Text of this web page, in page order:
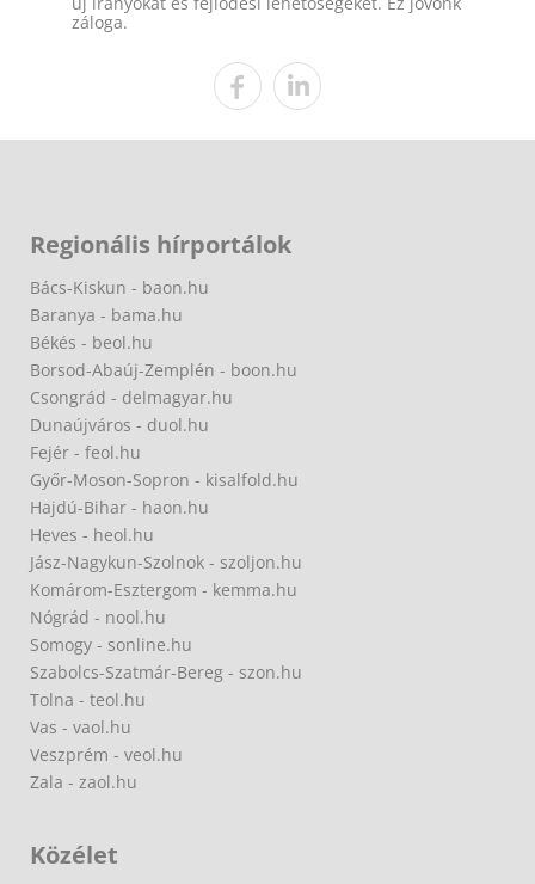
záloga.
Regionális hírportálok
Bács-Kiskun - baon.hu
Baranya - bama.hu
Békés - beol.hu
Borsod-Abaúj-Zemplén - boon.hu
Csongrád - delmagyar.hu
Dunaújváros - duol.hu
Fejér - feol.hu
Győr-Moson-Sopron - kisalfold.hu
Hajdú-Bihar - haon.hu
Heves - heol.hu
Jász-Nagykun-Szolnok - szoljon.hu
Komárom-Esztergom - kemma.hu
Nógrád - nool.hu
Somogy - sonline.hu
Szabolcs-Szatmár-Bereg - szon.hu
Tolna - teol.hu
Vas - vaol.hu
Veszprém - veol.hu
Zala - zaol.hu
Közélet